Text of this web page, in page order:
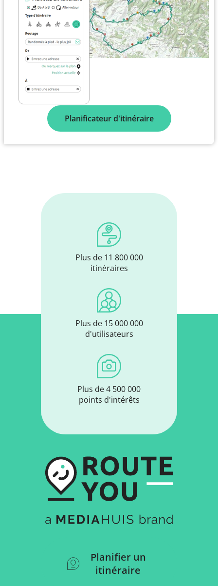
Planificateur d'itinéraire
Plus de 11 800 000
itinéraires
Plus de 15 000 000
d'utilisateurs
Plus de 4 500 000
points d'intérêts
Planifier un
itinéraire